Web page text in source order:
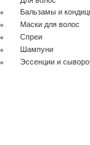
Бальзамы и
Маски для волос
Спреи
Шампуни
Эссенции и